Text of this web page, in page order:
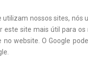
nossos sites,
site mais útil para
website. O Google